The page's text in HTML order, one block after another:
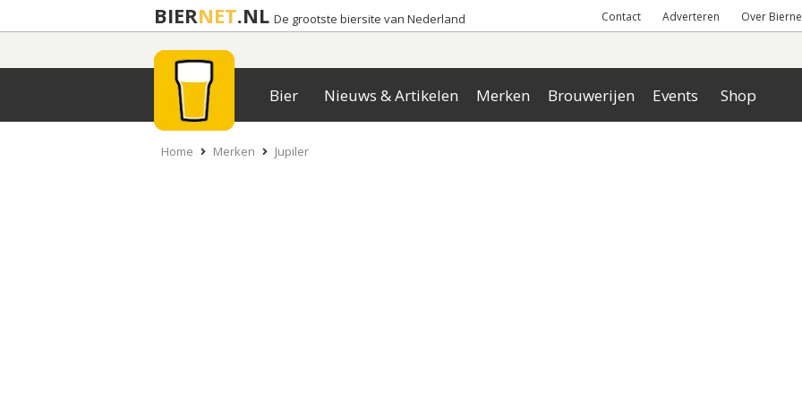
BIERNET.NL De grootste biersite van Nederland Contact Adverteren Over
Bier Nieuws & Artikelen Merken Brouwerijen Events Shop
Home Merken Jupiler